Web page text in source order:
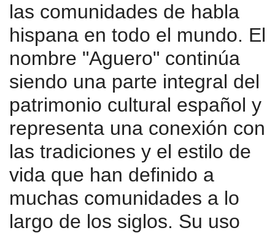
las comunidades de habla
hispana en todo el mundo. El
nombre "Aguero" continúa
siendo una parte integral del
patrimonio cultural español y
representa una conexión con
las tradiciones y el estilo de
vida que han definido a
muchas comunidades a lo
largo de los siglos. Su uso